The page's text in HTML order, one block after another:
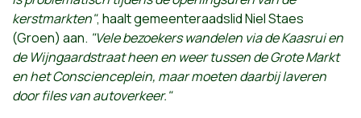
kerstmarkten", haalt gemeenteraadslid Niel Staes
(Groen) aan. "Vele bezoekers wandelen via de Kaasrui en
de Wijngaardstraat heen en weer tussen de Grote Markt
en het Conscienceplein, maar moeten daarbij laveren
door files van autoverkeer."